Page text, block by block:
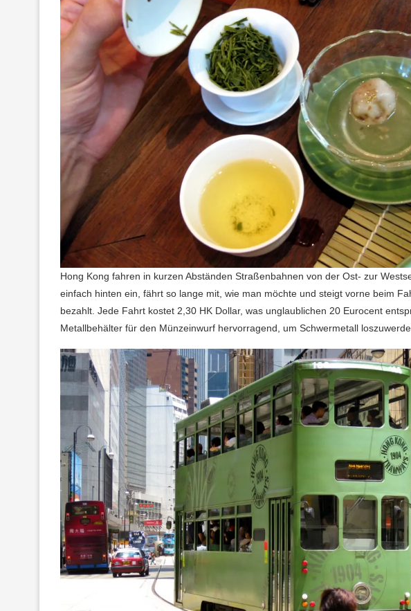
Hong Kong fahren in kurzen Abständen Straßenbahnen von der Ost- zur
einfach hinten ein, fährt so lange mit, wie man möchte und steigt vorne beim
bezahlt. Jede Fahrt kostet 2,30 HK Dollar, was unglaublichen 20 Eurocent
Metallbehälter für den Münzeinwurf hervorragend, um Schwermetall